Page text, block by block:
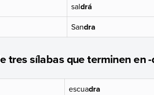
saldrá
Sandra
tres sílabas que terminen en
escuadra